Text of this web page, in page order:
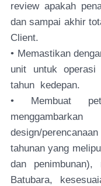
review apakah
dan sampai akhir
Client.
• Memastikan
unit untuk
tahun kedepan.
• Membuat
design/
tahunan yang
dan
Batubara,